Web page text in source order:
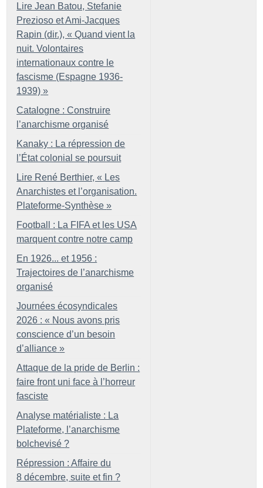
Lire Jean Batou, Stefanie
Prezioso et Ami-Jacques
Rapin (dir.), « Quand vient la
nuit. Volontaires
internationaux contre le
fascisme (Espagne 1936-
1939) »
Catalogne : Construire
l’anarchisme organisé
Kanaky : La répression de
l’État colonial se poursuit
Lire René Berthier, « Les
Anarchistes et l’organisation.
Plateforme-Synthèse »
Football : La FIFA et les USA
marquent contre notre camp
En 1926... et 1956 :
Trajectoires de l’anarchisme
organisé
Journées écosyndicales
2026 : « Nous avons pris
conscience d’un besoin
d’alliance »
Attaque de la pride de Berlin :
faire front uni face à l’horreur
fasciste
Analyse matérialiste : La
Plateforme, l’anarchisme
bolchevisé ?
Répression : Affaire du
8 décembre, suite et fin ?